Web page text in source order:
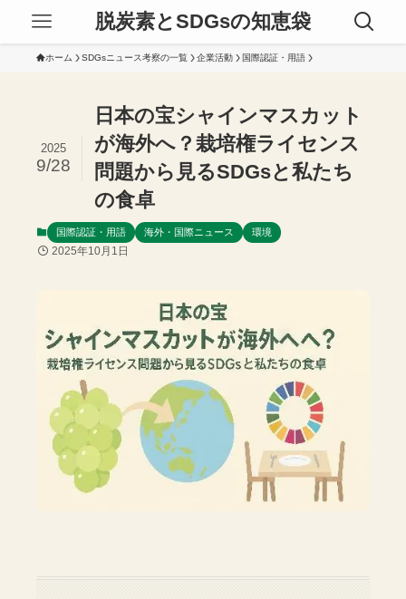
脱炭素とSDGsの知恵袋
ホーム SDGsニュース考察の一覧 企業活動 国際認証・用語
日本の宝シャインマスカット
が海外へ？栽培権ライセンス
問題から見るSDGsと私たち
の食卓
2025
9/28
国際認証・用語 海外・国際ニュース 環境
2025年10月1日